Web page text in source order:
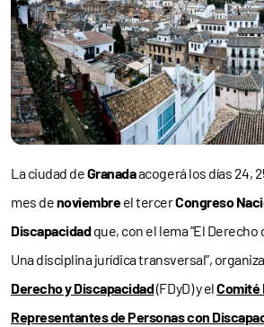
La ciudad deGranadaacogerá los días 24,
mes denoviembreel tercerCongreso
Discapacidadque, con el lema “El Derecho
Una disciplina jurídica transversal”,
Derecho y Discapacidad(FDyD) y elComité
Representantes de Personas con